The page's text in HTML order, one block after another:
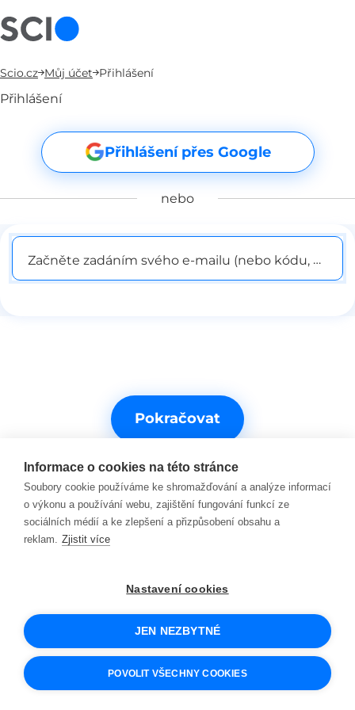
Scio.cz Můj účet Přihlášení
Přihlášení
Přihlášení přes Google
nebo
Začněte zadáním svého e-mailu (nebo kódu,
Pokračovat
Potřebujete s něčím pomoct?
Obchodní podmínky
Cookies a jak je používáme
Ochrana osobních údajů
Informace o cookies na této stránce
Soubory cookie používáme ke shromažďování a analýze informací
o výkonu a používání webu, zajištění fungování funkcí ze
sociálních médií a ke zlepšení a přizpůsobení obsahu a
reklam. Zjistit více
Nastavení cookies
JEN NEZBYTNÉ
POVOLIT VŠECHNY COOKIES